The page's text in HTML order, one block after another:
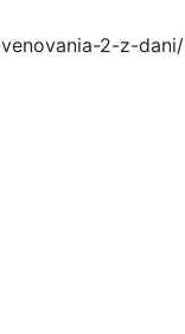
2-z-dani/